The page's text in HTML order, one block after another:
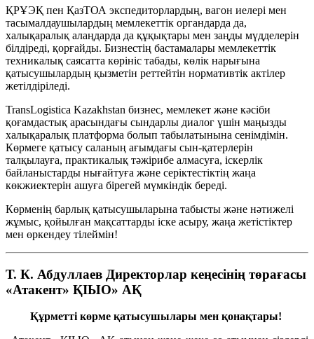
ҚРҰЭҚ пен ҚазТОА экспедиторлардың, вагон иелері мен
тасымалдаушылардың мемлекеттік органдарда да,
халықаралық алаңдарда да құқықтары мен заңды мүдделерін
білдіреді, қорғайды. Бизнестің бастамалары мемлекеттік
техникалық саясатта көрініс табады, көлік нарығына
қатысушылардың қызметін реттейтін нормативтік актілер
жетілдіріледі.
TransLogistica Kazakhstan бизнес, мемлекет және кәсіби
қоғамдастық арасындағы сындарлы диалог үшін маңызды
халықаралық платформа болып табылатынына сенімдімін.
Көрмеге қатысу саланың ағымдағы сын-қатерлерін
талқылауға, практикалық тәжірибе алмасуға, іскерлік
байланыстарды нығайтуға және серіктестіктің жаңа
көкжиектерін ашуға бірегей мүмкіндік береді.
Көрменің барлық қатысушыларына табысты және нәтижелі
жұмыс, қойылған мақсаттарды іске асыру, жаңа жетістіктер
мен өркендеу тілеймін!
Т. К. Абдуллаев Директорлар кеңесінің төрағасы
«Атакент» ҚІЫО» АҚ
Құрметті көрме қатысушылары мен қонақтары!